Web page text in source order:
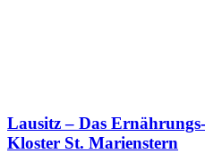
Lausitz – Das
Kloster St. Marienstern